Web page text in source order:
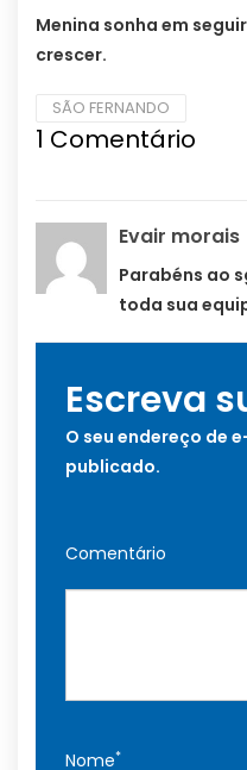
Menina sonha em
crescer.
SÃO FERNANDO
1 Comentário
Evair morais
Parabéns ao
toda sua
Escreva
O seu endereço de
publicado.
Comentário
Nome*